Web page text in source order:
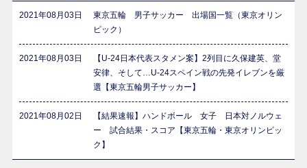
2021年08月03日
東京五輪 男子サッカー 出場国一覧（東京オリン
ピック）
2021年08月03日
【U-24日本代表スタメン案】2列目に久保建英、堂
安律、そして…U-24スペイン戦の先発イレブンを厳
選【東京五輪男子サッカー】
2021年08月02日
【結果速報】ハンドボール 女子 日本対ノルウェ
ー 試合結果・スコア【東京五輪・東京オリンピッ
ク】